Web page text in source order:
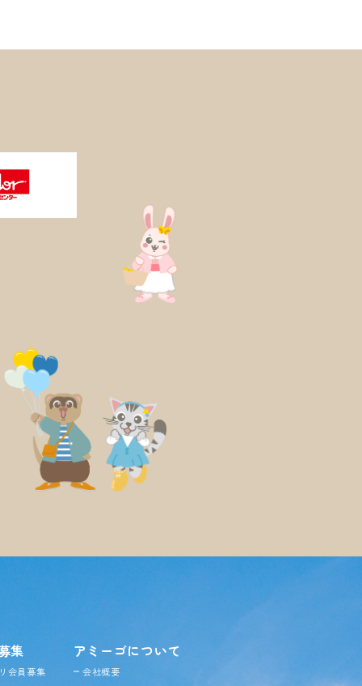
集
会員募集
アミーゴについて
会社概要